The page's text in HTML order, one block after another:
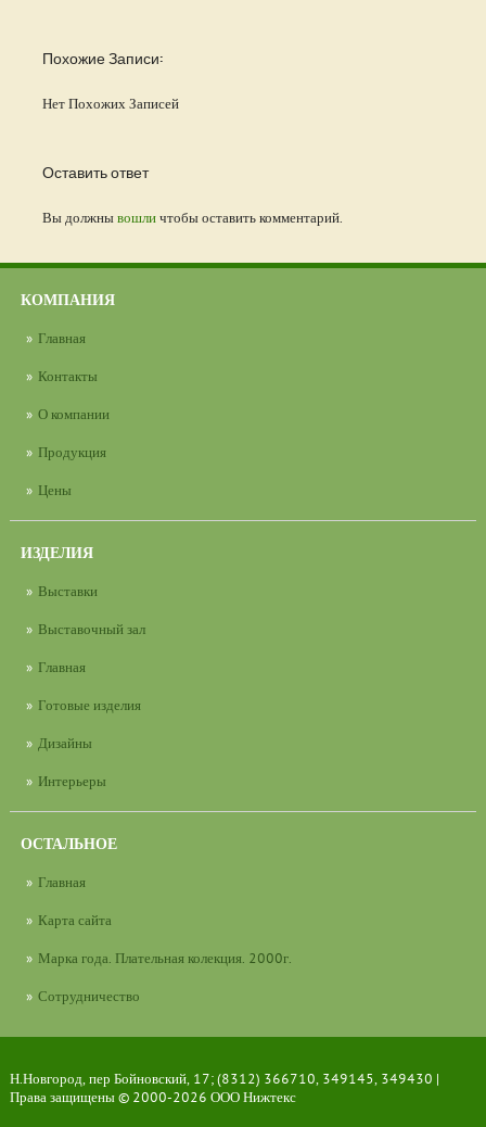
Похожие Записи:
Нет Похожих Записей
Оставить ответ
Вы должнывошличтобы оставить комментарий.
КОМПАНИЯ
Главная
Контакты
О компании
Продукция
Цены
ИЗДЕЛИЯ
Выставки
Выставочный зал
Главная
Готовые изделия
Дизайны
Интерьеры
ОСТАЛЬНОЕ
Главная
Карта сайта
Марка года. Плательная колекция. 2000г.
Сотрудничество
Н.Новгород, пер Бойновский, 17; (8312) 366710, 349145, 349430 |
Права защищены © 2000-2026 ООО Нижтекс